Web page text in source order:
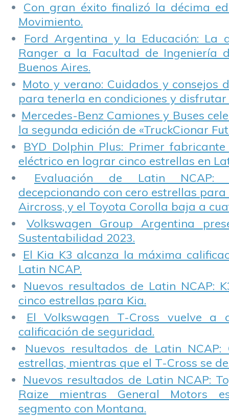
Con gran éxito finalizó la décima
Movimiento.
Ford Argentina y la Educación: La
Ranger a la Facultad de Ingeniería
Buenos Aires.
Moto y verano: Cuidados y consejos
para tenerla en condiciones y disfrutar
Mercedes-Benz Camiones y Buses
la segunda edición de «TruckCionar
BYD Dolphin Plus: Primer
eléctrico en lograr cinco estrellas en
Evaluación de Latin NCAP:
decepcionando con cero estrellas para
Aircross, y el Toyota Corolla baja a
Volkswagen Group Argentina
Sustentabilidad 2023.
El Kia K3 alcanza la máxima
Latin NCAP.
Nuevos resultados de Latin NCAP:
cinco estrellas para Kia.
El Volkswagen T-Cross vuelve a
calificación de seguridad.
Nuevos resultados de Latin NCAP:
estrellas, mientras que el T-Cross se
Nuevos resultados de Latin NCAP:
Raize mientras General Motors
segmento con Montana.